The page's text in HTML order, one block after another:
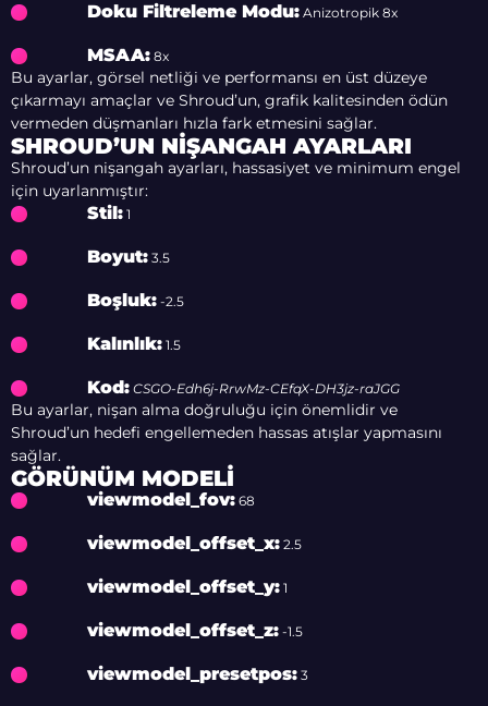
Doku Filtreleme Modu: Anizotropik 8x
MSAA: 8x
Bu ayarlar, görsel netliği ve performansı en üst düzeye
çıkarmayı amaçlar ve Shroud’un, grafik kalitesinden ödün
vermeden düşmanları hızla fark etmesini sağlar.
SHROUD’UN NIŞANGAH AYARLARI
Shroud’un nişangah ayarları, hassasiyet ve minimum engel
için uyarlanmıştır:
Stil: 1
Boyut: 3.5
Boşluk: -2.5
Kalınlık: 1.5
Kod: CSGO-Edh6j-RrwMz-CEfqX-DH3jz-raJGG
Bu ayarlar, nişan alma doğruluğu için önemlidir ve
Shroud’un hedefi engellemeden hassas atışlar yapmasını
sağlar.
GÖRÜNÜM MODELI
viewmodel_fov: 68
viewmodel_offset_x: 2.5
viewmodel_offset_y: 1
viewmodel_offset_z: -1.5
viewmodel_presetpos: 3